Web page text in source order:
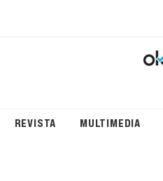
REVISTA MULTIMEDIA